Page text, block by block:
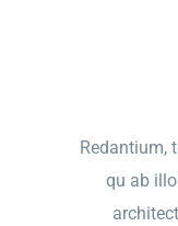
Redantium,
qu ab